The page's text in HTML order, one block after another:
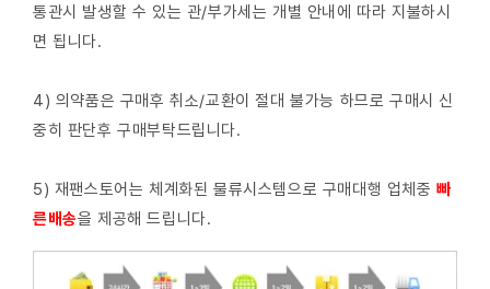
통관시 발생할 수 있는 관/부가세는 개별 안내에 따라 지불하시
면 됩니다.
4) 의약품은 구매후 취소/교환이 절대 불가능 하므로 구매시 신
중히 판단후 구매부탁드립니다.
5) 재팬스토어는 체계화된 물류시스템으로 구매대행 업체중빠
른배송을 제공해 드립니다.